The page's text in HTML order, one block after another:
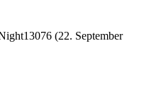
(22. September